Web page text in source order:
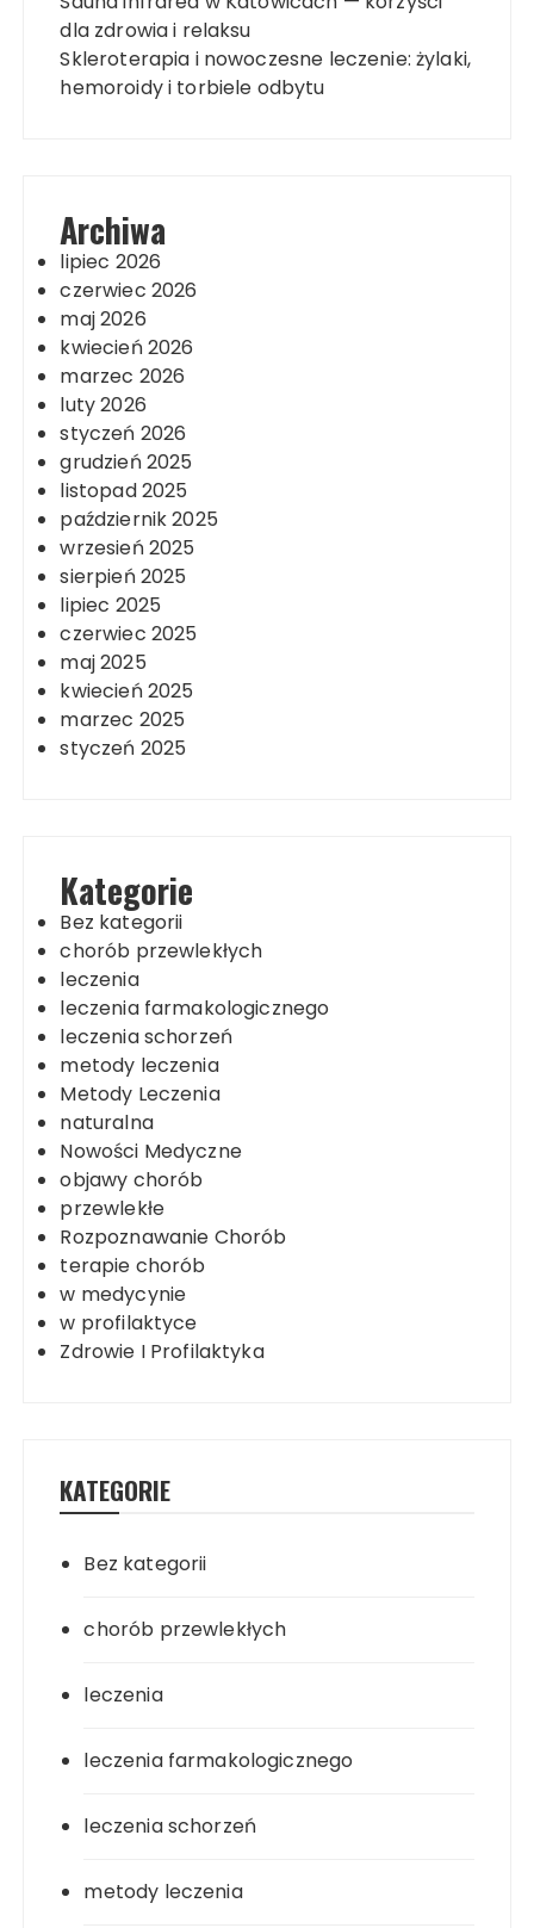
dla zdrowia i relaksu
Skleroterapia i nowoczesne leczenie: żylaki,
hemoroidy i torbiele odbytu
Archiwa
lipiec 2026
czerwiec 2026
maj 2026
kwiecień 2026
marzec 2026
luty 2026
styczeń 2026
grudzień 2025
listopad 2025
październik 2025
wrzesień 2025
sierpień 2025
lipiec 2025
czerwiec 2025
maj 2025
kwiecień 2025
marzec 2025
styczeń 2025
Kategorie
Bez kategorii
chorób przewlekłych
leczenia
leczenia farmakologicznego
leczenia schorzeń
metody leczenia
Metody Leczenia
naturalna
Nowości Medyczne
objawy chorób
przewlekłe
Rozpoznawanie Chorób
terapie chorób
w medycynie
w profilaktyce
Zdrowie I Profilaktyka
KATEGORIE
Bez kategorii
chorób przewlekłych
leczenia
leczenia farmakologicznego
leczenia schorzeń
metody leczenia